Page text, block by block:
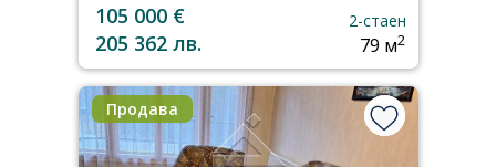
105 000 €
205 362 лв.
2-стаен
79 м2
Продава